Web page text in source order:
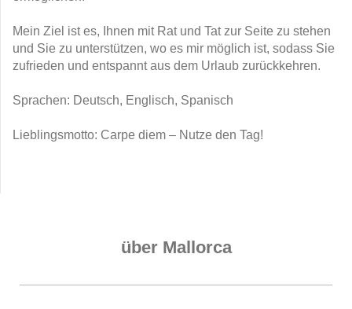
Mein Ziel ist es, Ihnen mit Rat und Tat zur Seite zu stehen
und Sie zu unterstützen, wo es mir möglich ist, sodass Sie
zufrieden und entspannt aus dem Urlaub zurückkehren.
Sprachen: Deutsch, Englisch, Spanisch
Lieblingsmotto: Carpe diem – Nutze den Tag!
über Mallorca